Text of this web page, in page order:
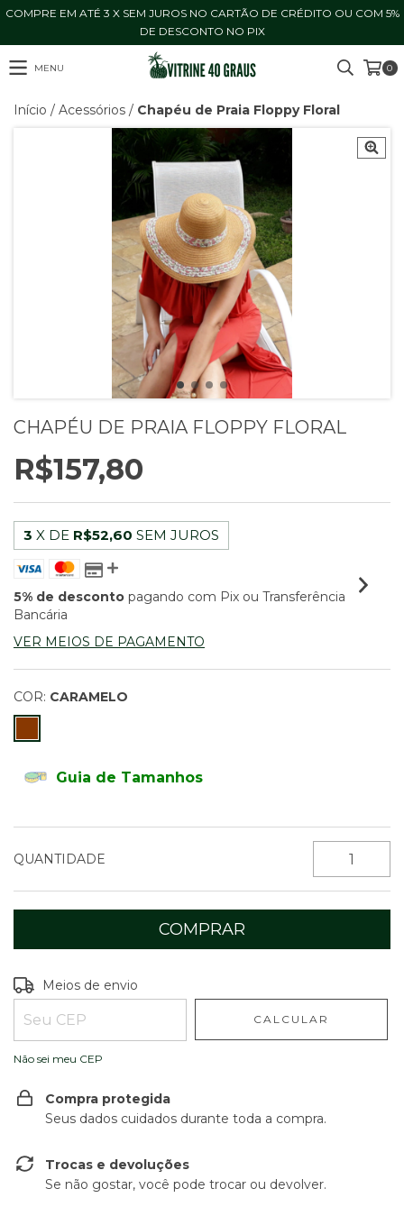
COMPRE EM ATÉ 3 X SEM JUROS NO CARTÃO DE CRÉDITO OU COM 5%
DE DESCONTO NO PIX
MENU 0
Início / Acessórios / Chapéu de Praia Floppy Floral
CHAPÉU DE PRAIA FLOPPY FLORAL
R$157,80
3 X DE R$52,60 SEM JUROS
5% de desconto pagando com Pix ou Transferência
Bancária
VER MEIOS DE PAGAMENTO
COR: CARAMELO
Guia de Tamanhos
QUANTIDADE
Entregas para o CEP:
Meios de envio
CALCULAR
Não sei meu CEP
Compra protegida
Seus dados cuidados durante toda a compra.
Trocas e devoluções
Se não gostar, você pode trocar ou devolver.